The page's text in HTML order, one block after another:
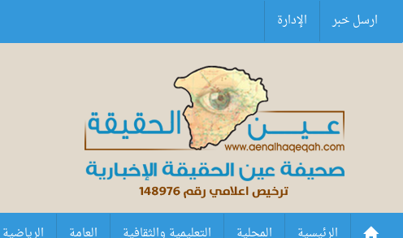
ارسل خبر الإدارة
الرئيسية المحلية التعليمية والثقافية العامة الرياضية